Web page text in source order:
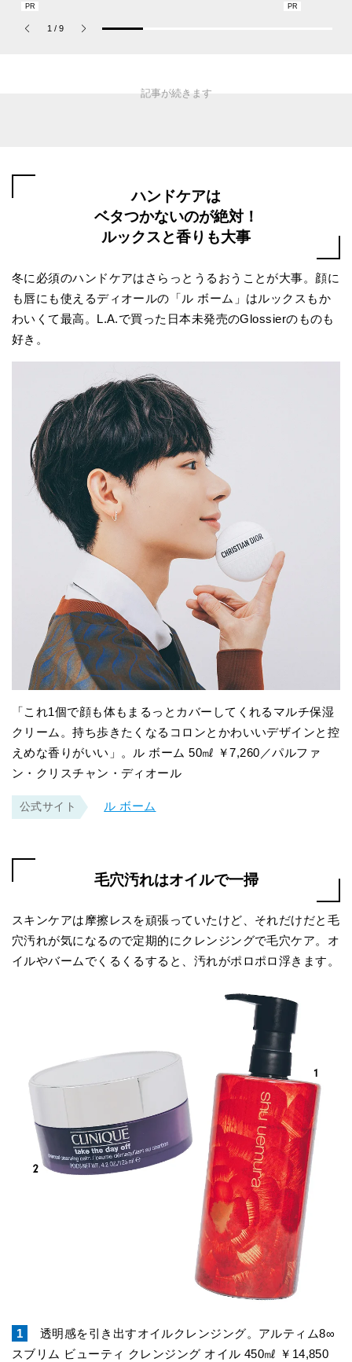
CHの新作フレグランス
ナム パルファム」
描くプレッピ
1 / 9
ハンドケアは
ベタつかないのが絶対！
ルックスと香りも大事
冬に必須のハンドケアはさらっとうるおうことが大事。顔に
も唇にも使えるディオールの「ル ボーム」はルックスもか
わいくて最高。L.A.で買った日本未発売のGlossierのものも
好き。
「これ1個で顔も体もまるっとカバーしてくれるマルチ保湿
クリーム。持ち歩きたくなるコロンとかわいいデザインと控
えめな香りがいい」。ル ボーム 50㎖ ￥7,260／パルファ
ン・クリスチャン・ディオール
公式サイト ル ボーム
毛穴汚れはオイルで一掃
スキンケアは摩擦レスを頑張っていたけど、それだけだと毛
穴汚れが気になるので定期的にクレンジングで毛穴ケア。オ
イルやバームでくるくるすると、汚れがポロポロ浮きます。
1
透明感を引き出すオイルクレンジング。アルティム8∞
スブリム ビューティ クレンジング オイル 450㎖ ￥14,850